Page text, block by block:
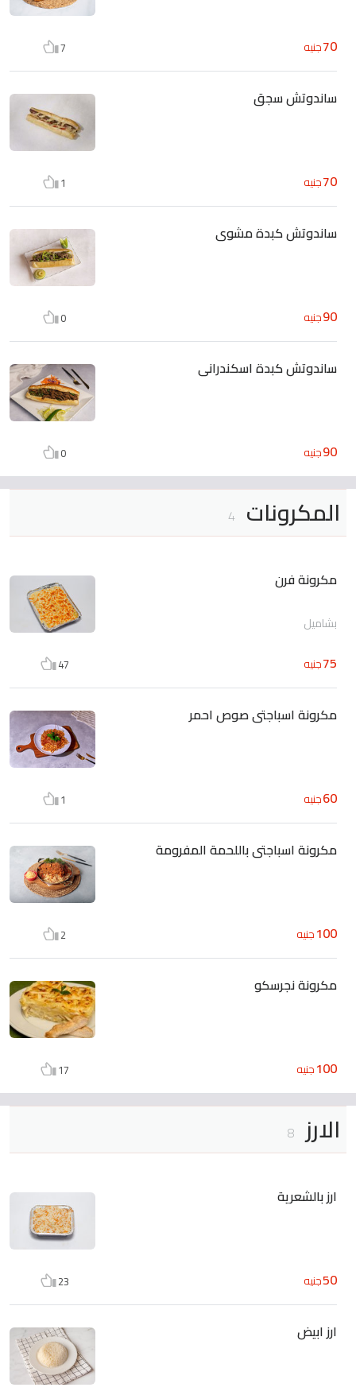
70جنيه 7
ساندوتش سجق
70جنيه 1
ساندوتش كبدة مشوى
90جنيه 0
ساندوتش كبدة اسكندرانى
90جنيه 0
المكرونات 4
مكرونة فرن
بشاميل
75جنيه 47
مكرونة اسباجتى صوص احمر
60جنيه 1
مكرونة اسباجتى باللحمة المفرومة
100جنيه 2
مكرونة نجرسكو
100جنيه 17
الارز 8
ارز بالشعرية
50جنيه 23
ارز ابيض